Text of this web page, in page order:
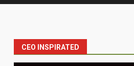
CEO INSPIRATED